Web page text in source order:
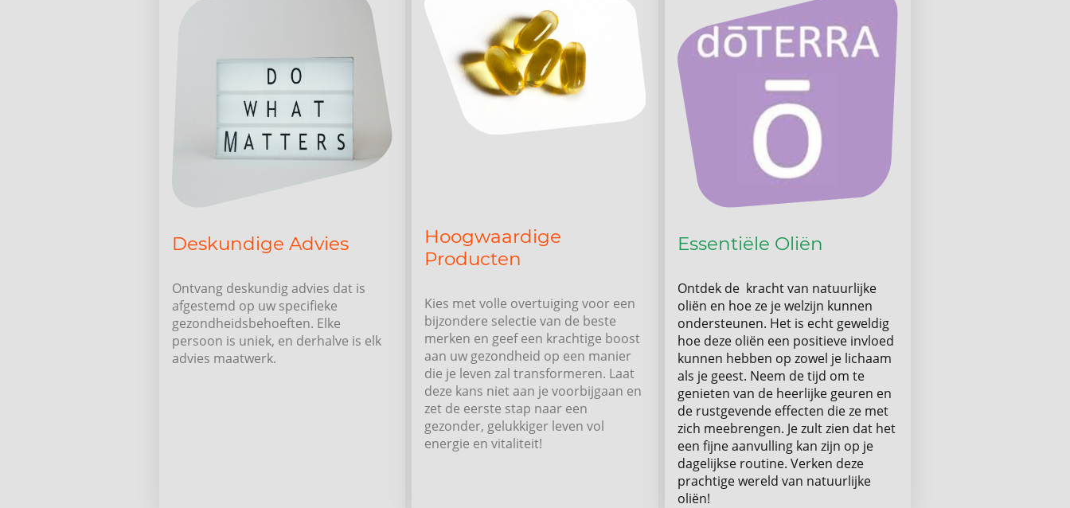
Deskundige Advies
Ontvang deskundig advies dat is
afgestemd op uw specifieke
gezondheidsbehoeften. Elke
persoon is uniek, en derhalve is elk
advies maatwerk.
Hoogwaardige
Producten
Kies met volle overtuiging voor een
bijzondere selectie van de beste
merken en geef een krachtige boost
aan uw gezondheid op een manier
die je leven zal transformeren. Laat
deze kans niet aan je voorbijgaan en
zet de eerste stap naar een
gezonder, gelukkiger leven vol
energie en vitaliteit!
Essentiële Oliën
Ontdek de kracht van natuurlijke
oliën en hoe ze je welzijn kunnen
ondersteunen. Het is echt geweldig
hoe deze oliën een positieve invloed
kunnen hebben op zowel je lichaam
als je geest. Neem de tijd om te
genieten van de heerlijke geuren en
de rustgevende effecten die ze met
zich meebrengen. Je zult zien dat het
een fijne aanvulling kan zijn op je
dagelijkse routine. Verken deze
prachtige wereld van natuurlijke
oliën!